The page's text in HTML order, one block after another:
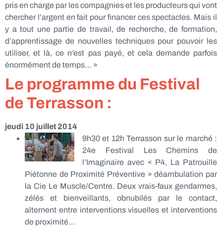
pris en charge par les compagnies et les producteurs qui vont
chercher l’argent en fait pour financer ces spectacles. Mais il
y a tout une partie de travail, de recherche, de formation,
d’apprentissage de nouvelles techniques pour pouvoir les
utiliser, et là, ce n’est pas payé, et cela demande parfois
énormément de temps… »
Le programme du Festival
de Terrasson :
jeudi 10 juillet 2014
9h30 et 12h Terrasson sur le marché :
24e Festival Les Chemins de
l’Imaginaire avec « P4, La Patrouille
Piétonne de Proximité Préventive » déambulation par
la Cie Le Muscle/Centre. Deux vrais-faux gendarmes,
zélés et bienveillants, obnubilés par le contact,
alternent entre interventions visuelles et interventions
de proximité…